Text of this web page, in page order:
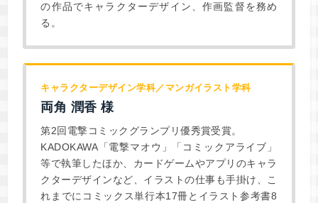
の作品でキャラクターデザイン、作画監督を務め
る。
キャラクターデザイン学科／マンガイラスト学科
両角 潤香 様
第2回電撃コミックグランプリ優秀賞受賞。
KADOKAWA「電撃マオウ」「コミックアライブ」
等で執筆したほか、カードゲームやアプリのキャラ
クターデザインなど、イラストの仕事も手掛け、こ
れまでにコミックス単行本17冊とイラスト参考書8